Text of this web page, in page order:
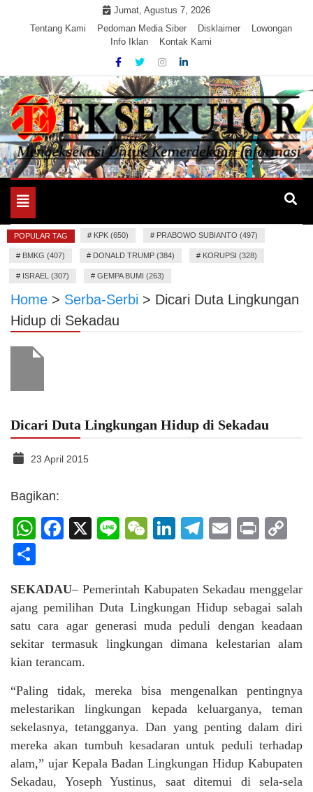
Jumat, Agustus 7, 2026
Tentang Kami
Pedoman Media Siber Disklaimer
Lowongan
Info Iklan
Kontak Kami
EKSEKUTOR
Mengeksekusi Berita Untuk Kemerdekaan dan Keadilan
Toggle
navigation
POPULAR TAG # KPK (650) # PRABOWO SUBIANTO (497)
# BMKG (407) # DONALD TRUMP (384) # KORUPSI (328)
# ISRAEL (307) # GEMPA BUMI (263)
Home > Serba-Serbi > Dicari Duta Lingkungan
Hidup di Sekadau
Dicari Duta Lingkungan Hidup di Sekadau
23 April 2015
Bagikan:
WhatsApp
Facebook
X LineWeChat
LinkedIn
Telegram
Email
Print
SEKADAU– Pemerintah Kabupaten Sekadau menggelar
ajang pemilihan Duta Lingkungan Hidup sebagai salah
satu cara agar generasi muda peduli dengan keadaan
sekitar termasuk lingkungan dimana kelestarian alam
kian terancam.
“Paling tidak, mereka bisa mengenalkan pentingnya
melestarikan lingkungan kepada keluarganya, teman
sekelasnya, tetangganya. Dan yang penting dalam diri
mereka akan tumbuh kesadaran untuk peduli terhadap
alam,” ujar Kepala Badan Lingkungan Hidup Kabupaten
Sekadau, Yoseph Yustinus, saat ditemui di sela-sela